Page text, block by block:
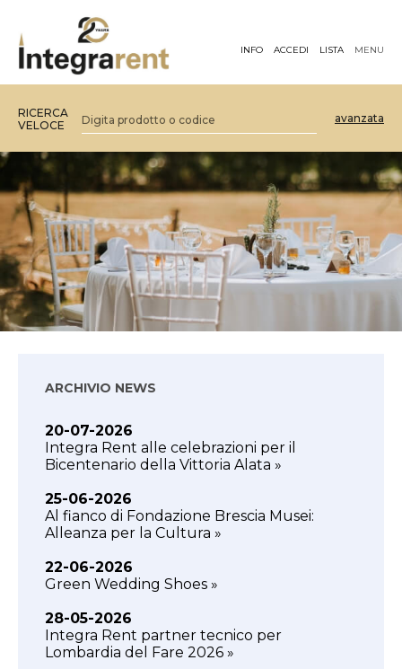
INFO ACCEDI LISTA MENU
RICERCA
VELOCE
avanzata
ARCHIVIO NEWS
20-07-2026
Integra Rent alle celebrazioni per il
Bicentenario della Vittoria Alata »
25-06-2026
Al fianco di Fondazione Brescia Musei:
Alleanza per la Cultura »
22-06-2026
Green Wedding Shoes »
28-05-2026
Integra Rent partner tecnico per
Lombardia del Fare 2026 »